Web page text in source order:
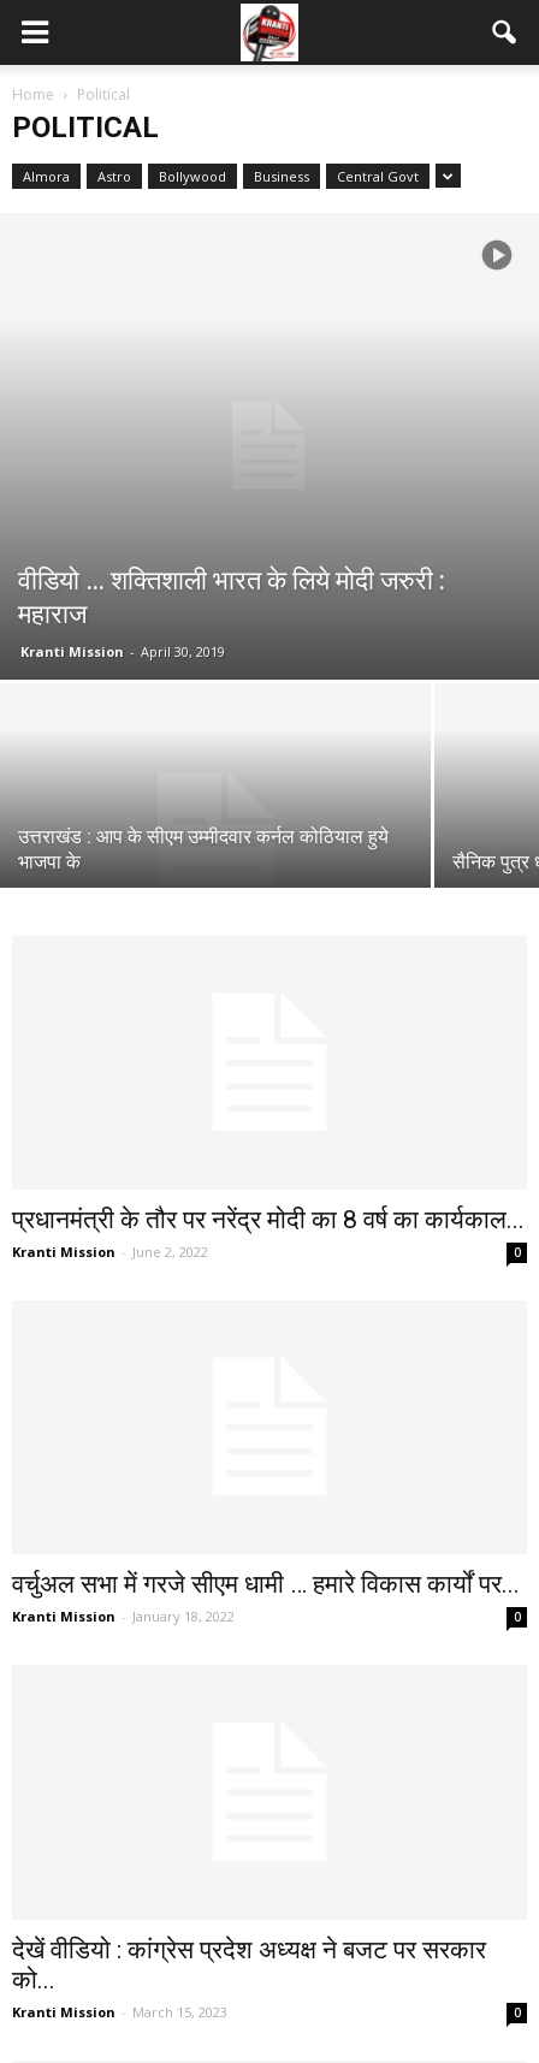
Home Political
POLITICAL
Almora Astro Bollywood Business Central Govt
वीडियो … शक्तिशाली भारत के लिये मोदी जरुरी :
महाराज
Kranti Mission - April 30, 2019
उत्तराखंड : आप के सीएम उम्मीदवार कर्नल कोठियाल हुये
भाजपा के
सैनिक पुत्र
प्रधानमंत्री के तौर पर नरेंद्र मोदी का 8 वर्ष का कार्यकाल...
Kranti Mission - June 2, 2022 0
वर्चुअल सभा में गरजे सीएम धामी … हमारे विकास कार्यों पर...
Kranti Mission - January 18, 2022 0
देखें वीडियो : कांग्रेस प्रदेश अध्यक्ष ने बजट पर सरकार
को...
Kranti Mission - March 15, 2023 0